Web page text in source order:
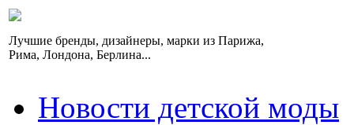
Лучшие бренды, дизайнеры, марки из Парижа,
Рима, Лондона, Берлина...
Новости детской моды